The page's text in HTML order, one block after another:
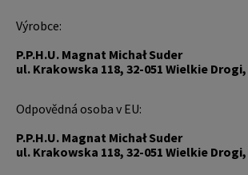
Výrobce:
P.P.H.U. Magnat Michał Suder
ul. Krakowska 118, 32-051 Wielkie
Odpovědná osoba v EU:
P.P.H.U. Magnat Michał Suder
ul. Krakowska 118, 32-051 Wielkie